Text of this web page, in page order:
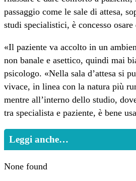
passaggio come le sale di attesa,
studi specialistici, è concesso
«Il paziente va accolto in un
non banale e asettico, quindi mai
psicologo. «Nella sala d’attesa si
vivace, in linea con la natura più
mentre all’interno dello studio,
tra specialista e paziente, è bene
Leggi anche…
None found